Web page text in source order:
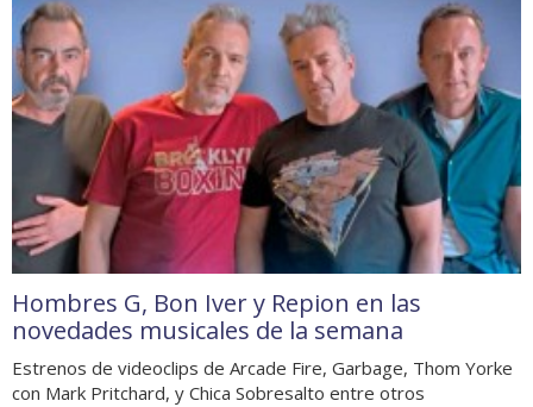
Hombres G, Bon Iver y Repion en las
novedades musicales de la semana
Estrenos de videoclips de Arcade Fire, Garbage, Thom Yorke
con Mark Pritchard, y Chica Sobresalto entre otros